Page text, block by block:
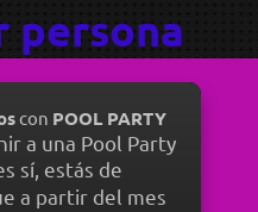
persona
con POOL PARTY
a una Pool Party
sí, estás de
a partir del mes